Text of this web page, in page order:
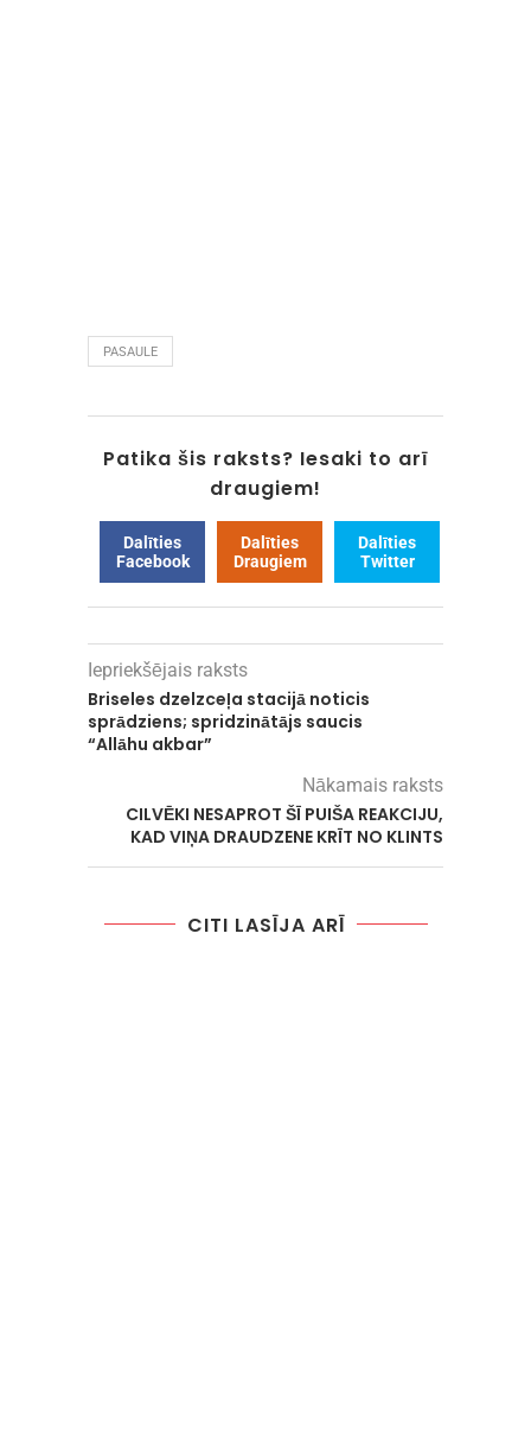
PASAULE
Patika šis raksts? Iesaki to arī
draugiem!
Dalīties
Facebook
Dalīties
Draugiem
Dalīties
Twitter
Iepriekšējais raksts
Briseles dzelzceļa stacijā noticis
sprādziens; spridzinātājs saucis
“Allāhu akbar”
Nākamais raksts
CILVĒKI NESAPROT ŠĪ PUIŠA REAKCIJU,
KAD VIŅA DRAUDZENE KRĪT NO KLINTS
CITI LASĪJA ARĪ